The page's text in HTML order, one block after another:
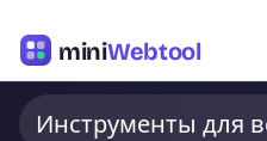
miniWebtool
Инструменты для